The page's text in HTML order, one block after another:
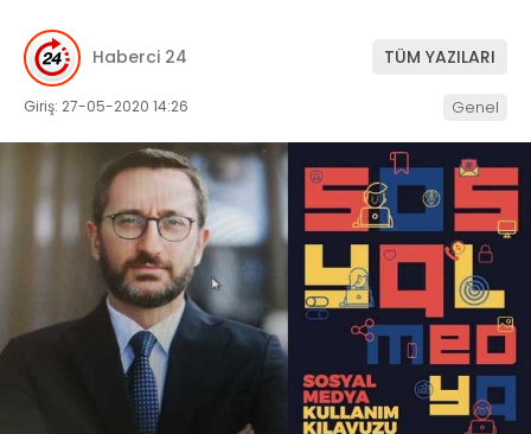
Haberci 24 TÜM YAZILARI
Giriş: 27-05-2020 14:26 Genel